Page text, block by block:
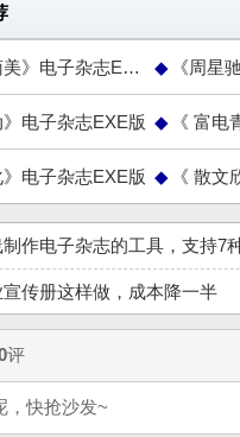
》电子杂志EXE版 《周星驰
》电子杂志EXE版 《 富电
》电子杂志EXE版 《 散文
作电子杂志的工具，支持7
传册这样做，成本降一半
评
，快抢沙发~